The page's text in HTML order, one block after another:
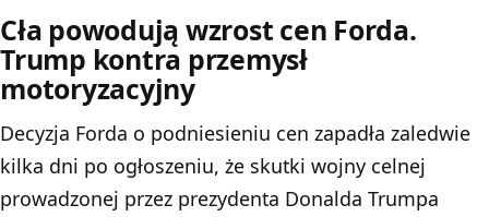
Cła powodują wzrost cen Forda.
Trump kontra przemysł
motoryzacyjny
Decyzja Forda o podniesieniu cen zapadła zaledwie
kilka dni po ogłoszeniu, że skutki wojny celnej
prowadzonej przez prezydenta Donalda Trumpa